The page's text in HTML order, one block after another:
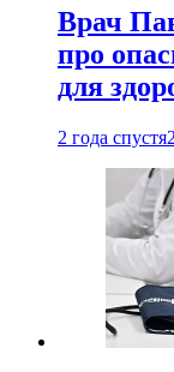
Врач
про
для
2 года спустя